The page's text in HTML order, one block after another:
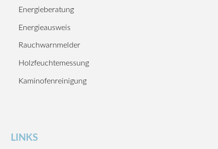
Energieberatung
Energieausweis
Rauchwarnmelder
Holzfeuchtemessung
Kaminofenreinigung
LINKS